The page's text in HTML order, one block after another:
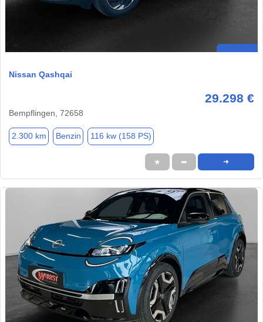
Nissan Qashqai
29.298 €
Bempflingen, 72658
2.300 km Benzin 116 kw (158 PS)
★ ➦ ➜